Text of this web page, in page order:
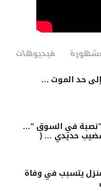
فيديوهات
حد الموت …
في السوق “…
حديدي … (
يتسبب في وفاة